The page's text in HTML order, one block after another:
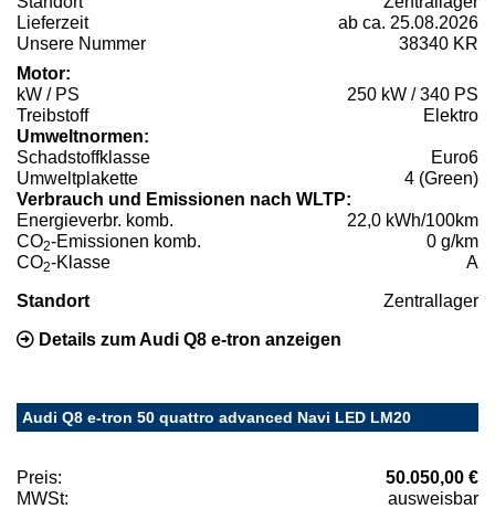
Lieferzeit
ab ca. 25.08.2026
Unsere Nummer
38340 KR
Motor:
kW / PS
250 kW / 340 PS
Treibstoff
Elektro
Umweltnormen:
Schadstoffklasse
Euro6
Umweltplakette
4 (Green)
Verbrauch und Emissionen nach WLTP:
Energieverbr. komb.
22,0 kWh/100km
CO2-Emissionen komb.
0 g/km
CO2-Klasse A
Standort Zentrallager
Details zum Audi Q8 e-tron anzeigen
Audi Q8 e-tron 50 quattro advanced Navi LED LM20
Preis:
50.050,00 €
MWSt:
ausweisbar